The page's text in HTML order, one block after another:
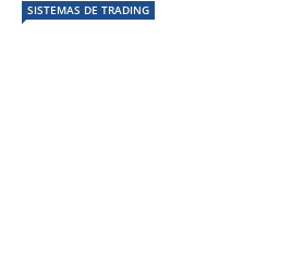
SISTEMAS DE TRADING